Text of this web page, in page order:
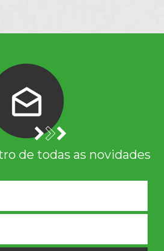
de todas as novidades